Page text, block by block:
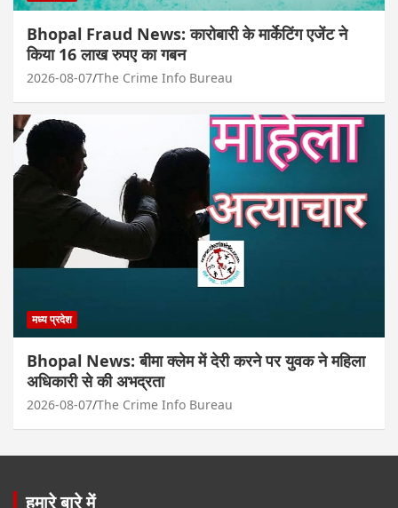
Bhopal Fraud News: कारोबारी के मार्केटिंग एजेंट ने
किया 16 लाख रुपए का गबन
2026-08-07 The Crime Info Bureau
मध्य प्रदेश
Bhopal News: बीमा क्लेम में देरी करने पर युवक ने महिला
अधिकारी से की अभद्रता
2026-08-07 The Crime Info Bureau
हमारे बारे में